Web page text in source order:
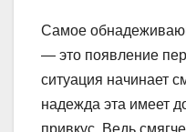
Самое
— это появление
ситуация начинает
надежда эта имеет